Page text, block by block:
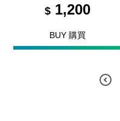
$1,200
BUY 購買